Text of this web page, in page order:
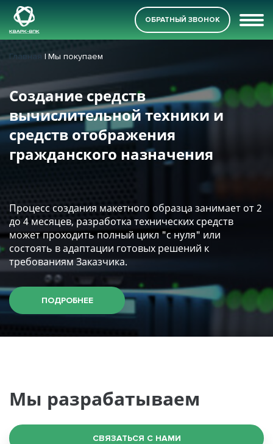
ОБРАТНЫЙ ЗВОНОК
Главная Мы покупаем
Создание средств
вычислительной техники и
средств отображения
гражданского назначения
Процесс создания макетного образца занимает от 2
до 4 месяцев, разработка технических средств
может проходить полный цикл "с нуля" или
состоять в адаптации готовых решений к
требованиям Заказчика.
ПОДРОБНЕЕ
Мы разрабатываем
СВЯЗАТЬСЯ С НАМИ